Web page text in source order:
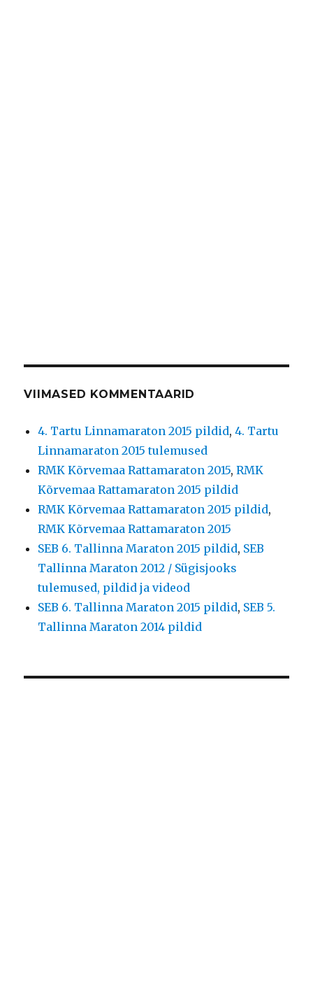
VIIMASED KOMMENTAARID
4. Tartu Linnamaraton 2015 pildid,4. Tartu
Linnamaraton 2015 tulemused
RMK Kõrvemaa Rattamaraton 2015,RMK
Kõrvemaa Rattamaraton 2015 pildid
RMK Kõrvemaa Rattamaraton 2015 pildid,
RMK Kõrvemaa Rattamaraton 2015
SEB 6. Tallinna Maraton 2015 pildid, SEB
Tallinna Maraton 2012 / Sügisjooks
tulemused, pildid ja videod
SEB 6. Tallinna Maraton 2015 pildid, SEB 5.
Tallinna Maraton 2014 pildid